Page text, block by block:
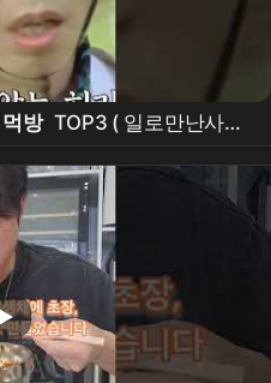
먹방 TOP3 ( 일로만난사이
방 #면치기